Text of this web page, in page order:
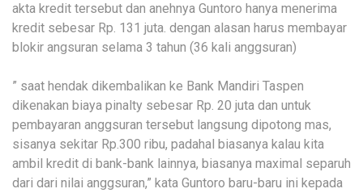
akta kredit tersebut dan anehnya Guntoro hanya menerima
kredit sebesar Rp. 131 juta. dengan alasan harus membayar
blokir angsuran selama 3 tahun (36 kali anggsuran)
” saat hendak dikembalikan ke Bank Mandiri Taspen
dikenakan biaya pinalty sebesar Rp. 20 juta dan untuk
pembayaran anggsuran tersebut langsung dipotong mas,
sisanya sekitar Rp.300 ribu, padahal biasanya kalau kita
ambil kredit di bank-bank lainnya, biasanya maximal separuh
dari dari nilai anggsuran,” kata Guntoro baru-baru ini kepada